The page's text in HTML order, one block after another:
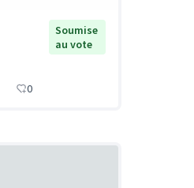
Soumise
au vote
0